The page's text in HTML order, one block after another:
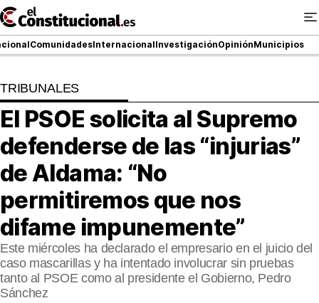
Ir
al
contenido
ComunidadesInternacionalInvestigaciónOpiniónMunicipios
NACIONAL
COMUNIDADES
ElConstitucional TV
MásQueTele
ElConstitucional +
MásQueEstilo
MásQuePartidos
TRIBUNALES
El PSOE solicita al Supremo
defenderse de las “injurias”
de Aldama: “No
permitiremos que nos
difame impunemente”
Este miércoles ha declarado el empresario en el juicio del
caso mascarillas y ha intentado involucrar sin pruebas
tanto al PSOE como al presidente el Gobierno, Pedro
Sánchez